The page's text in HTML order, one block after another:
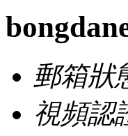
郵箱狀
視頻認